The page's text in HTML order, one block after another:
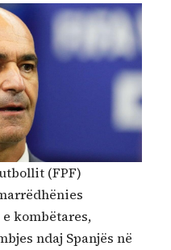
(FPF)
kombëtares,
ndaj Spanjës në